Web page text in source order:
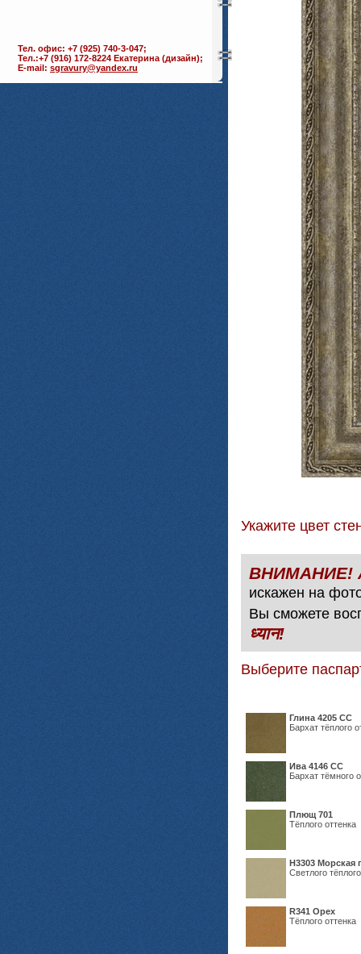
Тел. офис: +7 (925) 740-3-047;
Тел.:+7 (916) 172-8224 Екатерина (дизайн);
E-mail: sgravury@yandex.ru
Укажите цвет
искажен на
Вы сможете
ध्यान!
Выберите
Глина 4205 СС
Бархат тёплого
Ива 4146 СС
Бархат тёмного
Плющ 701
Тёплого оттенка
H3303 Морская
Светлого
R341 Орех
Тёплого оттенка